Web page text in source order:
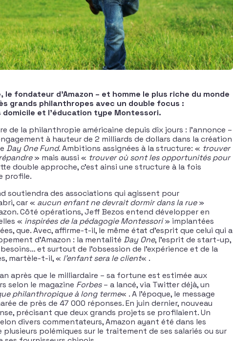
le fondateur d’Amazon – et homme le plus riche du monde
grands philanthropes avec un double focus :
domicile et l’éducation type Montessori.
de la philanthropie américaine depuis dix jours : l’annonce –
à hauteur de 2 milliards de dollars dans la création
Day One Fund. Ambitions assignées à la structure: « trouver
» mais aussi « trouver où sont les opportunités pour
double approche, c’est ainsi une structure à la fois
profile.
soutiendra des associations qui agissent pour
car « aucun enfant ne devrait dormir dans la rue»
Côté opérations, Jeff Bezos entend développer en
« inspirées de la pédagogie Montessori» implantées
que. Avec, affirme-t-il, le même état d’esprit que celui qui a
d’Amazon : la mentalité Day One, l’esprit de start-up,
et surtout de l’obsession de l’expérience et de la
martèle-t-il, « l’enfant sera le client« .
après que le milliardaire – sa fortune est estimée aux
selon le magazine Forbes– a lancé, via Twitter déjà, un
philanthropique à long terme« . A l’époque, le message
de près de 47 000 réponses. En juin dernier, nouveau
précisant que deux grands projets se profilaient. Un
divers commentateurs, Amazon ayant été dans les
polémiques sur le traitement de ses salariés ou sur